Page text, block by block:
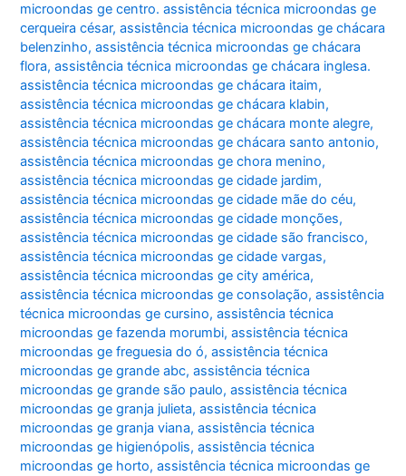
microondas ge centro. assistência técnica microondas ge
cerqueira césar,assistência técnica microondas ge chácara
belenzinho,assistência técnica microondas ge chácara
flora,assistência técnica microondas ge chácara inglesa.
assistência técnica microondas ge chácara itaim,
assistência técnica microondas ge chácara klabin,
assistência técnica microondas ge chácara monte alegre,
assistência técnica microondas ge chácara santo antonio,
assistência técnica microondas ge chora menino,
assistência técnica microondas ge cidade jardim,
assistência técnica microondas ge cidade mãe do céu,
assistência técnica microondas ge cidade monções,
assistência técnica microondas ge cidade são francisco,
assistência técnica microondas ge cidade vargas,
assistência técnica microondas ge city américa,
assistência técnica microondas ge consolação,assistência
técnica microondas ge cursino,assistência técnica
microondas ge fazenda morumbi,assistência técnica
microondas ge freguesia do ó,assistência técnica
microondas ge grande abc,assistência técnica
microondas ge grande são paulo,assistência técnica
microondas ge granja julieta,assistência técnica
microondas ge granja viana,assistência técnica
microondas ge higienópolis,assistência técnica
microondas ge horto,assistência técnica microondas ge